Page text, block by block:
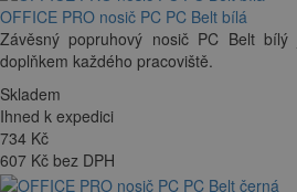
OFFICE PRO nosič PC PC Belt bílá
Závěsný popruhový nosič PC Belt bílý
doplňkem každého pracoviště.
Skladem
Ihned k expedici
734 Kč
607 Kč bez DPH